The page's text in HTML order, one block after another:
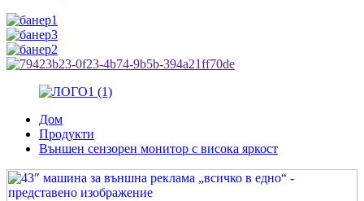
Дом
Продукти
Външен сензорен монитор с висока яркост